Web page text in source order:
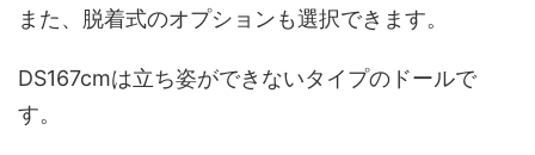
また、脱着式のオプションも選択できます。
DS167cmは立ち姿ができないタイプのドールで
す。